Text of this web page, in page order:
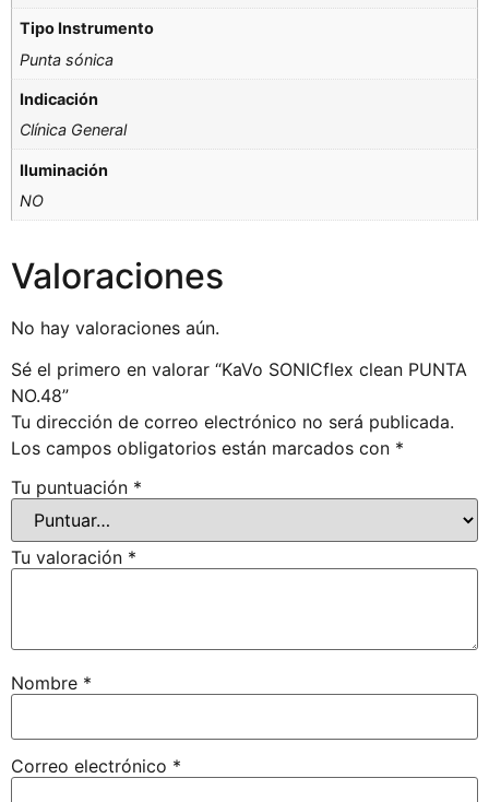
Tipo Instrumento
Punta sónica
Indicación
Clínica General
Iluminación
NO
Valoraciones
No hay valoraciones aún.
Sé el primero en valorar “KaVo SONICflex clean PUNTA
NO.48”
Tu dirección de correo electrónico no será publicada.
Los campos obligatorios están marcados con *
Tu puntuación *
Tu valoración *
Nombre *
Correo electrónico *